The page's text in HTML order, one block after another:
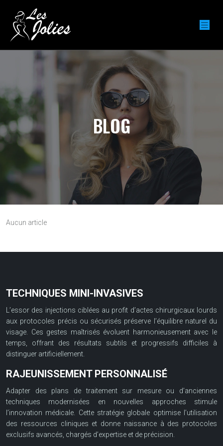
BLOG
Aucun article
TECHNIQUES MINI-INVASIVES
L’essor des injections ciblées au profit d’actes chirurgicaux lourds
aux protocoles précis ou sécurisés préserve l’équilibre naturel du
visage. Ces gestes maîtrisés évoluent harmonieusement avec le
temps, offrant des résultats subtils et progressifs difficiles à
distinguer artificiellement.
RAJEUNISSEMENT PERSONNALISÉ
Adapter des plans de traitement sur mesure ou d’anciennes
techniques modernisées en nouvelles approches stimule
l’innovation médicale. Cette stratégie globale optimise l’utilisation
des ressources cliniques et donne naissance à des protocoles
exclusifs avancés, chargés d’expertise et de précision.